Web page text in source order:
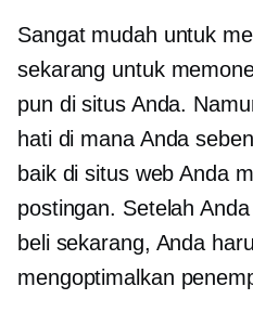
Sangat mudah untuk
sekarang untuk
pun di situs Anda.
hati di mana Anda
baik di situs web Anda
postingan. Setelah
beli sekarang, Anda
mengoptimalkan